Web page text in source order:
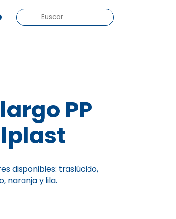
BUSCAR:
PP
disponibles: traslúcido,
naranja y lila.